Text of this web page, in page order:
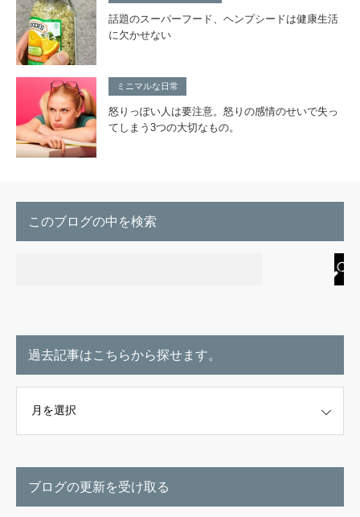
話題のスーパーフード、ヘンプシードは健康生活
に欠かせない
ミニマルな日常
怒りっぽい人は要注意。怒りの感情のせいで失っ
てしまう3つの大切なもの。
このブログの中を検索
過去記事はこちらから探せます。
ブログの更新を受け取る